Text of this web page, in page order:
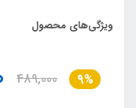
ویژگی‌های محصول
9%
489,000